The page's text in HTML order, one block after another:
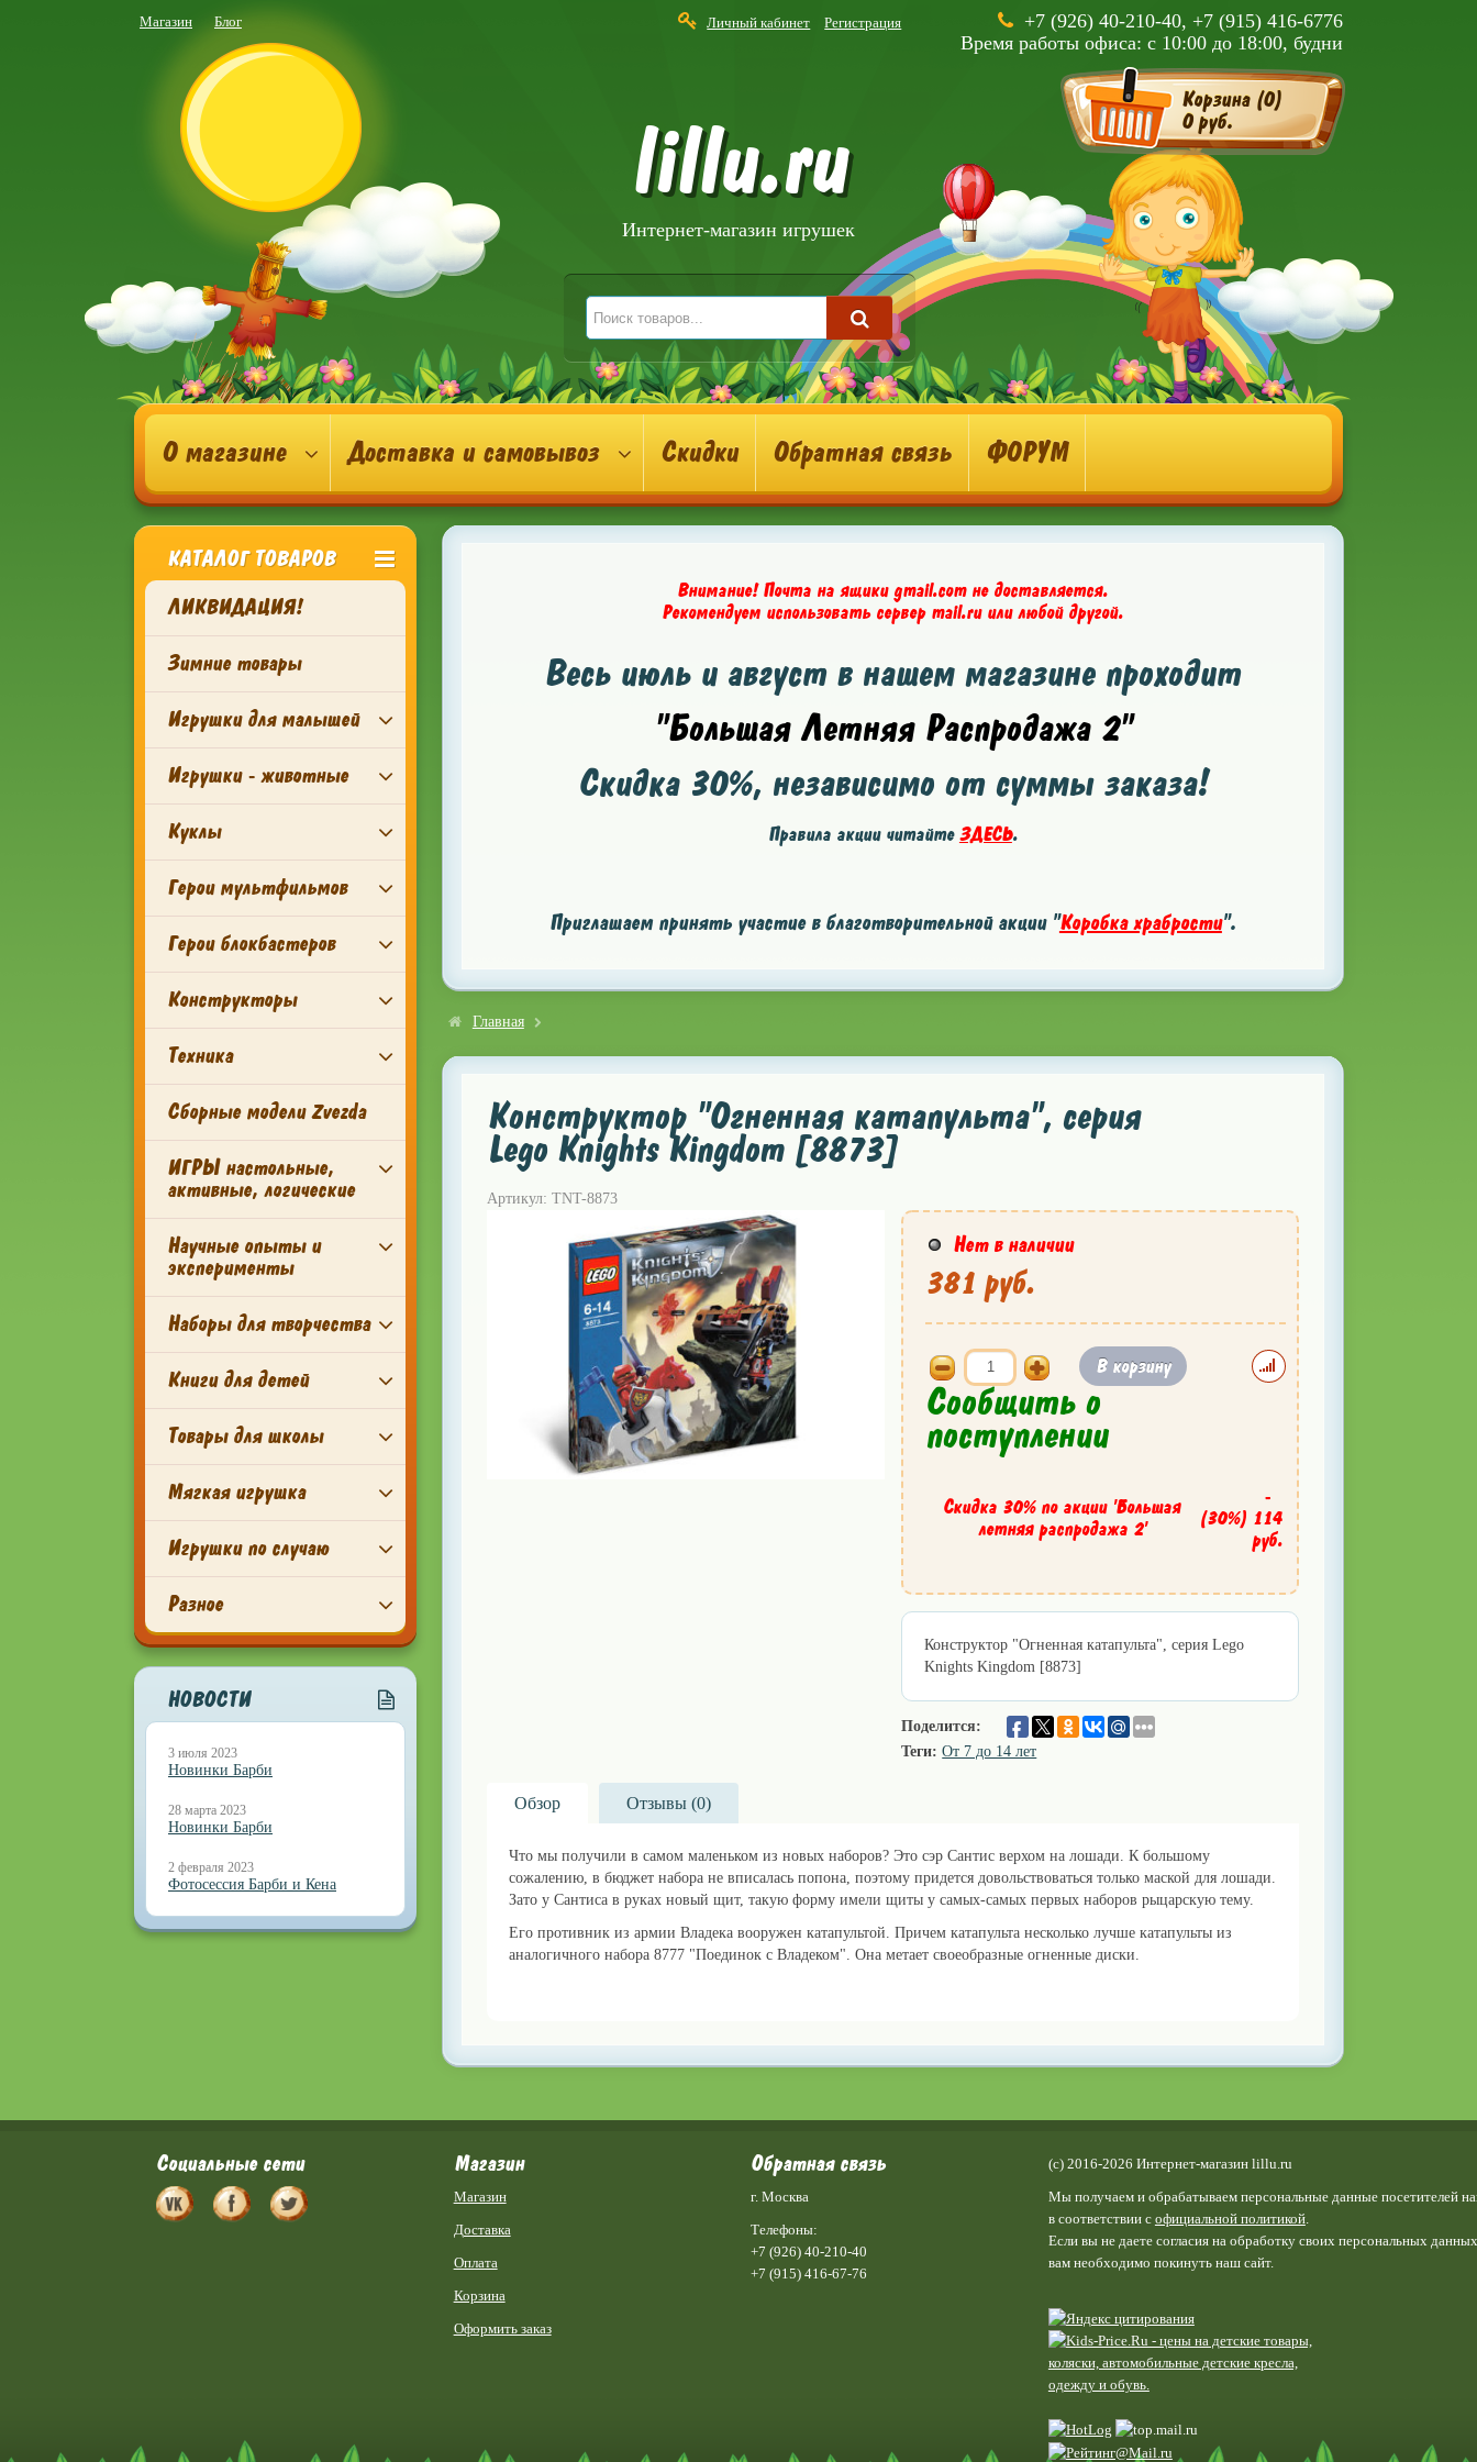
Магазин Блог Личный кабинет Регистрация
+7 (926) 40-210-40, +7 (915) 416-6776
Время работы офиса: с 10:00 до 18:00, будни
lillu.ru
Интернет-магазин игрушек
Корзина (0)
0 руб.
О магазине Доставка и самовывоз Скидки Обратная связь ФОРУМ
КАТАЛОГ ТОВАРОВ
ЛИКВИДАЦИЯ!
Зимние товары
Игрушки для малышей
Игрушки - животные
Куклы
Герои мультфильмов
Герои блокбастеров
Конструкторы
Техника
Сборные модели Zvezda
ИГРЫ настольные,
активные, логические
Научные опыты и
эксперименты
Наборы для творчества
Книги для детей
Товары для школы
Мягкая игрушка
Игрушки по случаю
Разное
НОВОСТИ
3 июля 2023
Новинки Барби
28 марта 2023
Новинки Барби
2 февраля 2023
Фотосессия Барби и Кена
Внимание! Почта на ящики gmail.com не доставляется.
Рекомендуем использовать сервер mail.ru или любой другой.
Весь июль и август в нашем магазине проходит
"Большая Летняя Распродажа 2"
Скидка 30%, независимо от суммы заказа!
Правила акции читайтеЗДЕСЬ.
Приглашаем принять участие в благотворительной акции "Коробка храбрости".
Главная
Конструктор "Огненная катапульта", серия
Lego Knights Kingdom [8873]
Артикул: TNT-8873
Нет в наличии
381 руб.
В корзину
Сообщить о
поступлении
Скидка 30% по акции 'Большая
летняя распродажа 2'
(30%)
-
114
руб.
Конструктор "Огненная катапульта", серия Lego
Knights Kingdom [8873]
Поделится:
Теги: От 7 до 14 лет
Обзор Отзывы (0)
Что мы получили в самом маленьком из новых наборов? Это сэр Сантис верхом на лошади. К большому
сожалению, в бюджет набора не вписалась попона, поэтому придется довольствоваться только маской для лошади.
Зато у Сантиса в руках новый щит, такую форму имели щиты у самых-самых первых наборов рыцарскую тему.
Его противник из армии Владека вооружен катапультой. Причем катапульта несколько лучше катапульты из
аналогичного набора 8777 "Поединок с Владеком". Она метает своеобразные огненные диски.
Социальные сети Магазин
Магазин
Доставка
Оплата
Корзина
Оформить заказ
Обратная связь
г. Москва
Телефоны:
+7 (926) 40-210-40
+7 (915) 416-67-76
(c) 2016-2026 Интернет-магазин lillu.ru
Мы получаем и обрабатываем персональные данные посетителей
в соответствии с официальной политикой.
Если вы не даете согласия на обработку своих персональных
вам необходимо покинуть наш сайт.